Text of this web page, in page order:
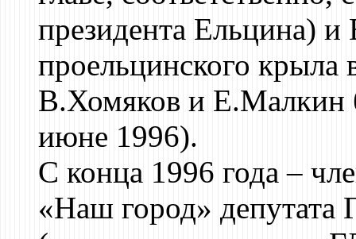
президента Ельцина)
проельцинского
В.Хомяков и Е.Малкин
июне 1996).
С конца 1996 года –
«Наш город» депутата